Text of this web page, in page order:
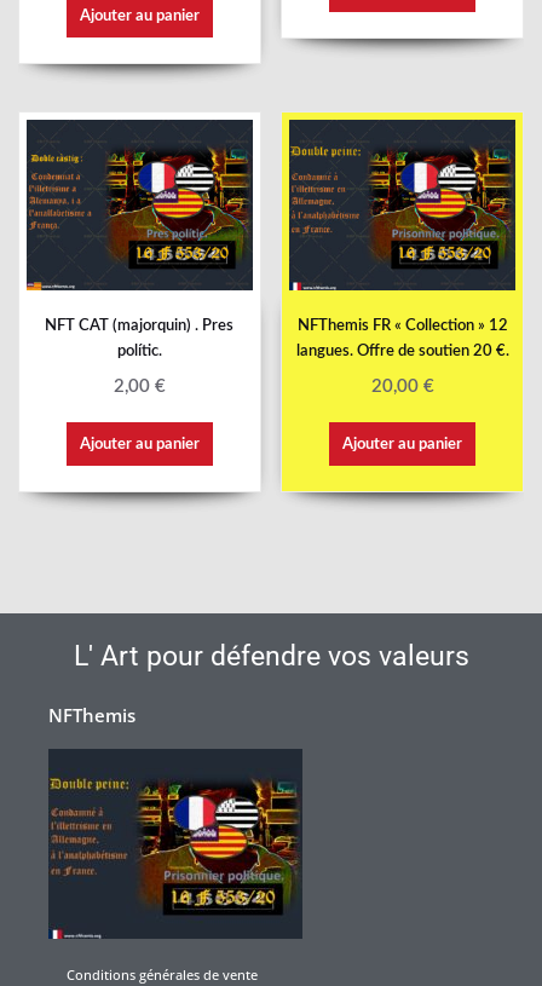
Ajouter au panier
NFT CAT (majorquin) . Pres
polític.
2,00 €
Ajouter au panier
NFThemis FR « Collection » 12
langues. Offre de soutien 20 €.
20,00 €
Ajouter au panier
L' Art pour défendre vos valeurs
NFThemis
Conditions générales de vente